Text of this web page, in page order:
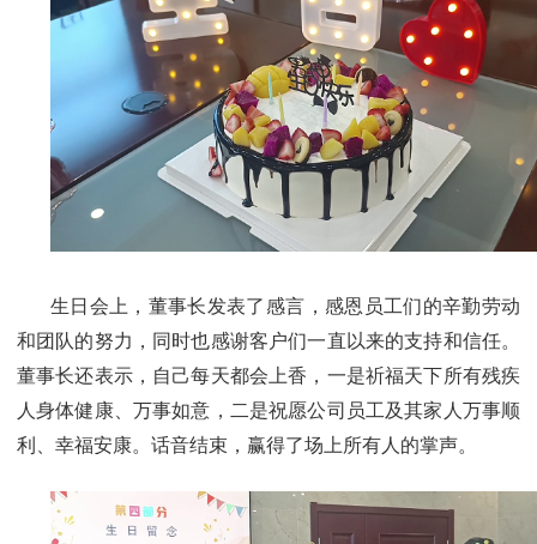
生日会上，董事长发表了感言，感恩员工们的辛勤劳动
和团队的努力，同时也感谢客户们一直以来的支持和信任。
董事长还表示，自己每天都会上香，一是祈福天下所有残疾
人身体健康、万事如意，二是祝愿公司员工及其家人万事顺
利、幸福安康。话音结束，赢得了场上所有人的掌声。